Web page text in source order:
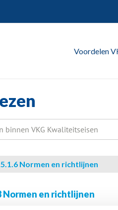
Voordelen
Normen en richtlijnen
Normen en richtlijnen